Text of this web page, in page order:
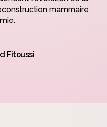
mammaire
Fitoussi